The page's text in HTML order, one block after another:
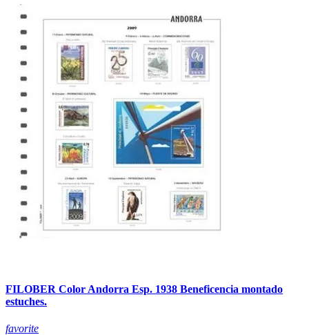
FILOBER Color Andorra Esp. 1938 Beneficencia montado
estuches.
favorite